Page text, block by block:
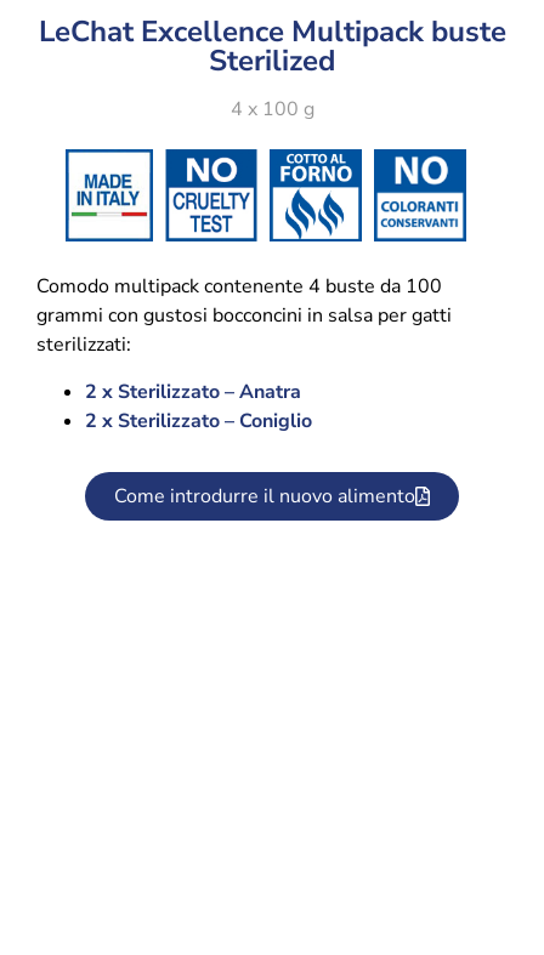
LeChat Excellence Multipack buste
Sterilized
4 x 100 g
Comodo multipack contenente 4 buste da 100
grammi con gustosi bocconcini in salsa per gatti
sterilizzati:
2 x Sterilizzato – Anatra
2 x Sterilizzato – Coniglio
Come introdurre il nuovo alimento